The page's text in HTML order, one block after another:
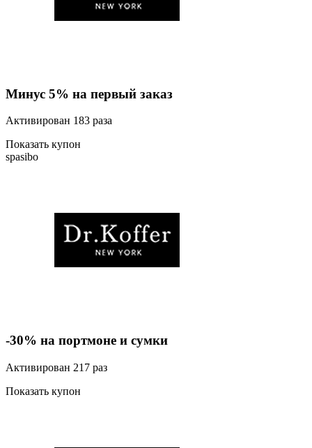
Минус 5% на первый заказ
Активирован 183 раза
Показать купон
spasibo
-30% на портмоне и сумки
Активирован 217 раз
Показать купон